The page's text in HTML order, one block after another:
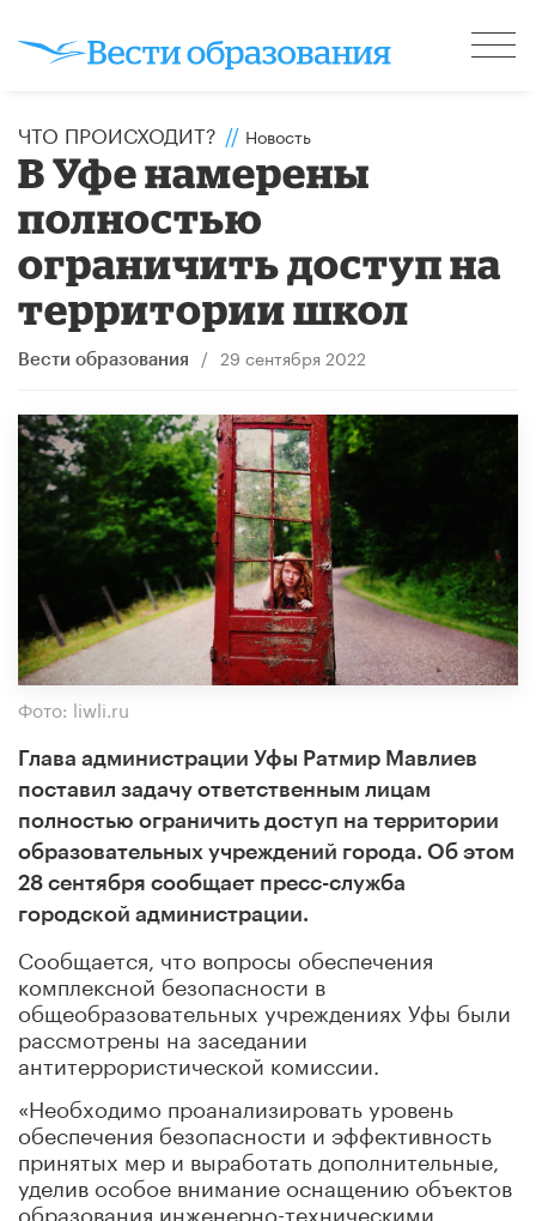
ЧТО ПРОИСХОДИТ? // Новость
В Уфе намерены
полностью
ограничить доступ на
территории школ
Вести образования / 29 сентября 2022
Фото: liwli.ru
Глава администрации Уфы Ратмир Мавлиев
поставил задачу ответственным лицам
полностью ограничить доступ на территории
образовательных учреждений города. Об этом
28 сентября сообщает пресс-служба
городской администрации.
Сообщается, что вопросы обеспечения
комплексной безопасности в
общеобразовательных учреждениях Уфы были
рассмотрены на заседании
антитеррористической комиссии.
«Необходимо проанализировать уровень
обеспечения безопасности и эффективность
принятых мер и выработать дополнительные,
уделив особое внимание оснащению объектов
образования инженерно-техническими